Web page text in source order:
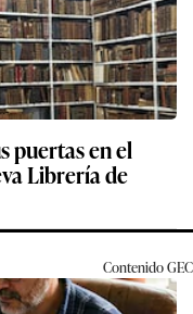
puertas en el
Librería de
ContenidoGEC